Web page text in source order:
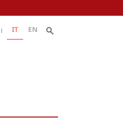
Ricerca:
IT EN